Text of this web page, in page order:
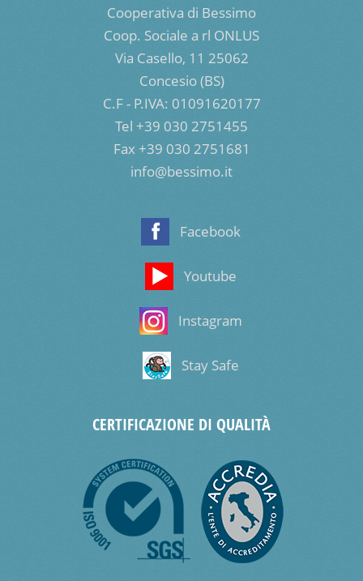
Cooperativa di Bessimo
Coop. Sociale a rl ONLUS
Via Casello, 11 25062
Concesio (BS)
C.F - P.IVA: 01091620177
Tel +39 030 2751455
Fax +39 030 2751681
info@bessimo.it
Facebook
Youtube
Instagram
Stay Safe
CERTIFICAZIONE DI QUALITÀ